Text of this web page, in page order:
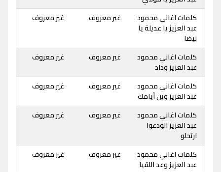
كلمات اغاني محمود
عبد العزيز يا عديلة يا
بيضا
غير معروف غير معروف
كلمات اغاني محمود
عبد العزيز وداد
غير معروف غير معروف
كلمات اغاني محمود
عبد العزيز وين أيامك
غير معروف غير معروف
كلمات اغاني محمود
عبد العزيز الودعوا
ارتحلو
غير معروف غير معروف
كلمات اغاني محمود
عبد العزيز وعد اللقيا
غير معروف غير معروف